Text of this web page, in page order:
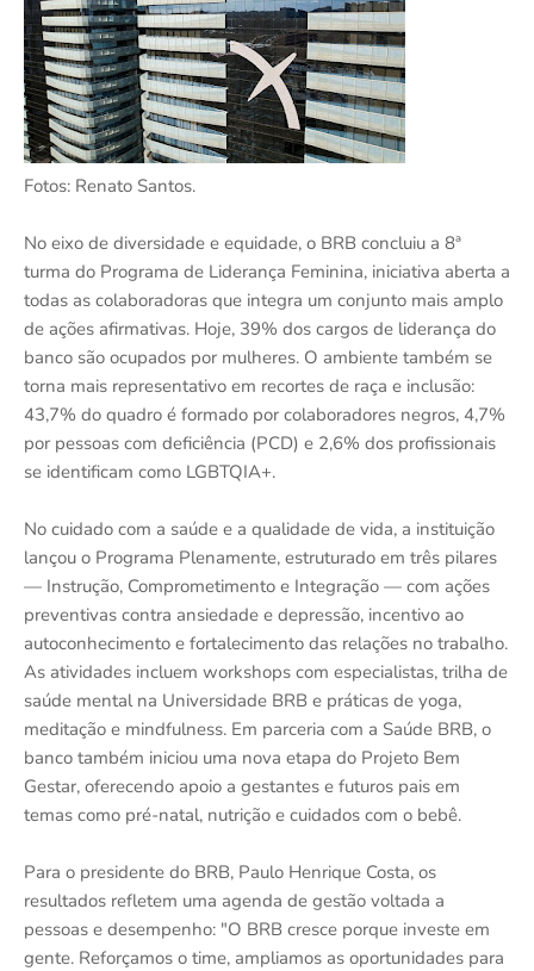
Fotos: Renato Santos.
No eixo de diversidade e equidade, o BRB concluiu a 8ª
turma do Programa de Liderança Feminina, iniciativa aberta a
todas as colaboradoras que integra um conjunto mais amplo
de ações afirmativas. Hoje, 39% dos cargos de liderança do
banco são ocupados por mulheres. O ambiente também se
torna mais representativo em recortes de raça e inclusão:
43,7% do quadro é formado por colaboradores negros, 4,7%
por pessoas com deficiência (PCD) e 2,6% dos profissionais
se identificam como LGBTQIA+.
No cuidado com a saúde e a qualidade de vida, a instituição
lançou o Programa Plenamente, estruturado em três pilares
— Instrução, Comprometimento e Integração — com ações
preventivas contra ansiedade e depressão, incentivo ao
autoconhecimento e fortalecimento das relações no trabalho.
As atividades incluem workshops com especialistas, trilha de
saúde mental na Universidade BRB e práticas de yoga,
meditação e mindfulness. Em parceria com a Saúde BRB, o
banco também iniciou uma nova etapa do Projeto Bem
Gestar, oferecendo apoio a gestantes e futuros pais em
temas como pré-natal, nutrição e cuidados com o bebê.
Para o presidente do BRB, Paulo Henrique Costa, os
resultados refletem uma agenda de gestão voltada a
pessoas e desempenho: "O BRB cresce porque investe em
gente. Reforçamos o time, ampliamos as oportunidades para